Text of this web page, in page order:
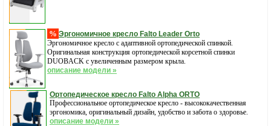
% Эргономичное кресло Falto Leader Orto
Эргономичное кресло с адаптивной ортопедической спинкой.
Оригинальная конструкция ортопедической корсетной спинки
DUOBACK с увеличенным размером крыла.
описание модели »
Ортопедическое кресло Falto Alpha ORTO
Профессиональное ортопедическое кресло - высококачественная
эргономика, оригинальный дизайн, удобство и забота о здоровье.
описание модели »